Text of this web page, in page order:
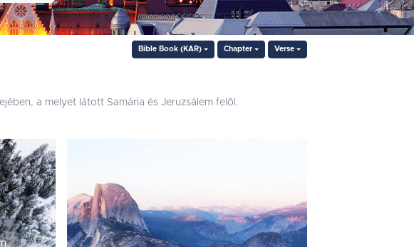
Bible Book (KAR) Chapter Verse
a melyet látott Samária és Jeruzsálem felõl.